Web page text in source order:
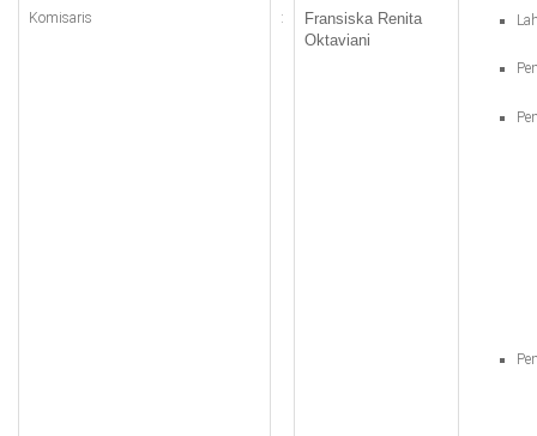
Komisaris :
Fransiska Renita
Oktaviani